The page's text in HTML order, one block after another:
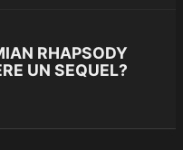
RHAPSODY
UN SEQUEL?